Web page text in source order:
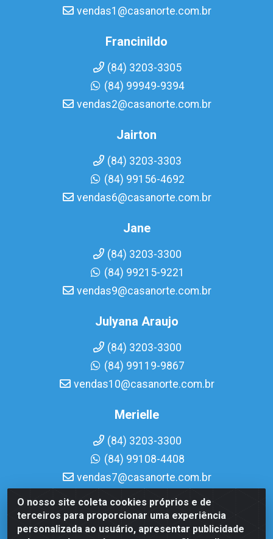
O nosso site coleta cookies próprios e de
terceiros para proporcionar uma experiência
personalizada ao usuário, apresentar publicidade
vendas1@casanorte.com.br
Francinildo
(84) 3203-3305
(84) 99949-9394
vendas2@casanorte.com.br
Jairton
(84) 3203-3303
(84) 99156-4692
vendas6@casanorte.com.br
Jane
(84) 3203-3300
(84) 99215-9221
vendas9@casanorte.com.br
Julyana Araujo
(84) 3203-3300
(84) 99119-9867
vendas10@casanorte.com.br
Merielle
(84) 3203-3300
(84) 99108-4408
vendas7@casanorte.com.br
Casa Norte LTDA - Av. Interventor Mário Câmara, 1815 -
Dix-Sept Rosado, Natal/RN - CEP 59054-600 - CNPJ
08.713.513/0001-51